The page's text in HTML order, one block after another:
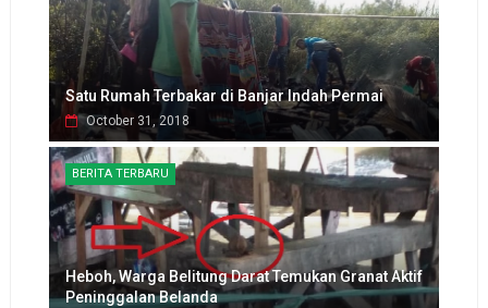
Satu Rumah Terbakar di Banjar Indah Permai
October 31, 2018
BERITA TERBARU
Heboh, Warga Belitung Darat Temukan Granat Aktif
Peninggalan Belanda